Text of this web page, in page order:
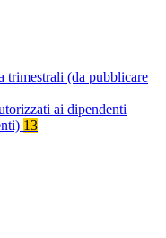
trimestrali (da pubblicare
ai dipendenti
13